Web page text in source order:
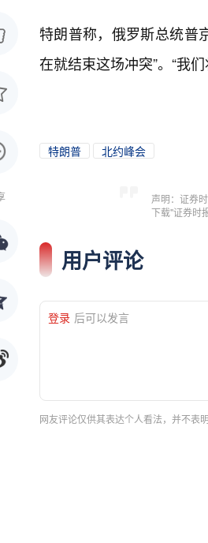
特朗普称，俄罗斯总统普
在就结束这场冲突”。“我
特朗普 北约峰会
声明：证券
下载"证券时
用户评论
登录 后可以发言
网友评论仅供其表达个人看法，并不表